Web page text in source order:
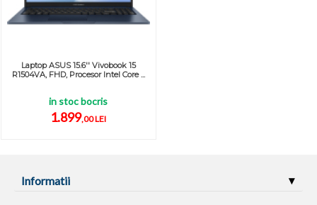
Laptop ASUS 15.6'' Vivobook 15
R1504VA, FHD, Procesor Intel Core ...
in stoc bocris
1.899,00 LEI
Informatii